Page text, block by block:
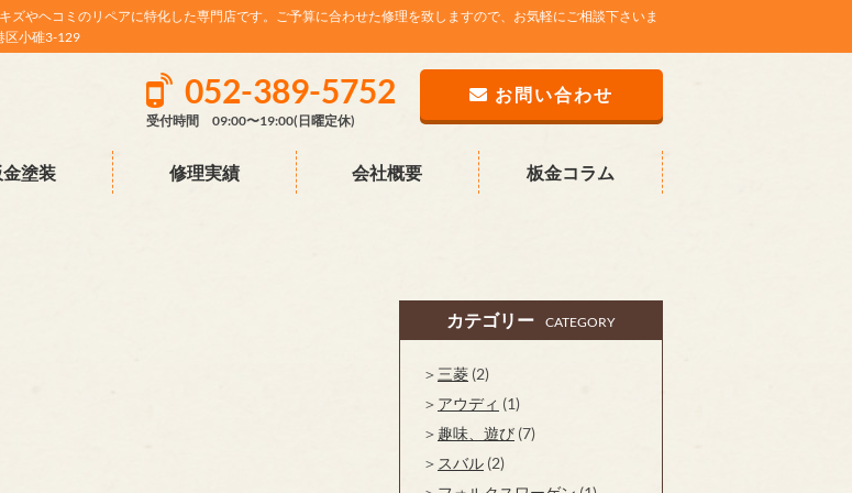
ズやヘコミのリペアに特化した専門店です。ご予算に合わせた修理を致しますので、お気軽にご相談下さいま
区小碓3-129
052-389-5752
受付時間 09:00〜19:00(日曜定休)
お問い合わせ
塗装 修理実績 会社概要 板金コラム
カテゴリー CATEGORY
三菱 (2)
アウディ (1)
趣味、遊び (7)
スバル (2)